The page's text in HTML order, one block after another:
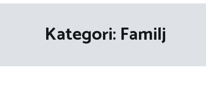
Kategori: Familj